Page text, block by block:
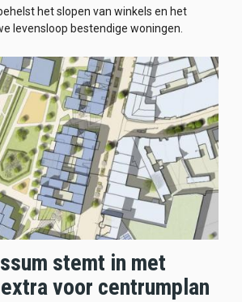
het slopen van winkels en het
levensloop bestendige woningen.
stemt in met
voor centrumplan